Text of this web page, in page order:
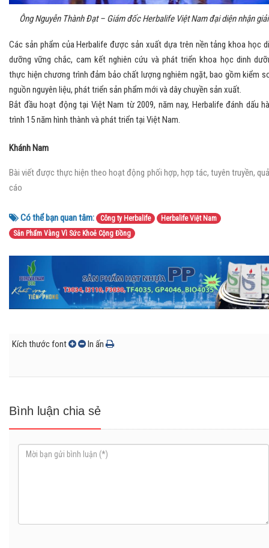
Ông Nguyễn Thành Đạt – Giám đốc Herbalife Việt Nam đại diện nhận giải
Các sản phẩm của Herbalife được sản xuất dựa trên nền tảng khoa học
dưỡng vững chắc, cam kết nghiên cứu và phát triển khoa học dinh
thực hiện chương trình đảm bảo chất lượng nghiêm ngặt, bao gồm kiểm
nguồn nguyên liệu, phát triển sản phẩm mới và dây chuyền sản xuất.
Bắt đầu hoạt động tại Việt Nam từ 2009, năm nay, Herbalife đánh dấu
trình 15 năm hình thành và phát triển tại Việt Nam.
Khánh Nam
Bài viết được thực hiện theo hoạt động phối hợp, hợp tác, tuyên truyền,
cáo
Có thể bạn quan tâm: Công ty Herbalife
Herbalife Việt Nam
Sản Phẩm Vàng Vì Sức Khoẻ Cộng Đồng
Kích thước font In ấn
Bình luận chia sẻ